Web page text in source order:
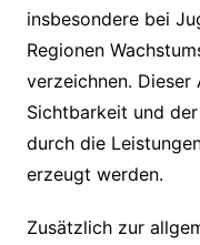
insbesondere bei
Regionen
verzeichnen.
Sichtbarkeit und
durch die
erzeugt werden.
Zusätzlich zur